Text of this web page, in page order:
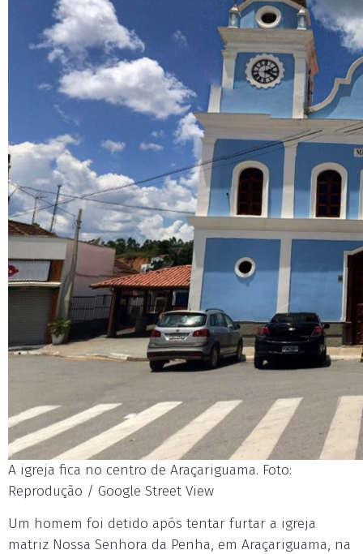
A igreja fica no centro de Araçariguama. Foto:
Reprodução / Google Street View
Um homem foi detido após tentar furtar a igreja
matriz Nossa Senhora da Penha, em Araçariguama, na